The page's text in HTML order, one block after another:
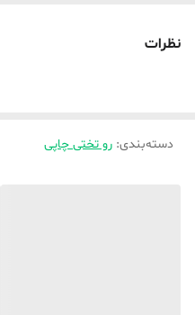
نظرات
دسته‌بندی: رو تختی چاپی